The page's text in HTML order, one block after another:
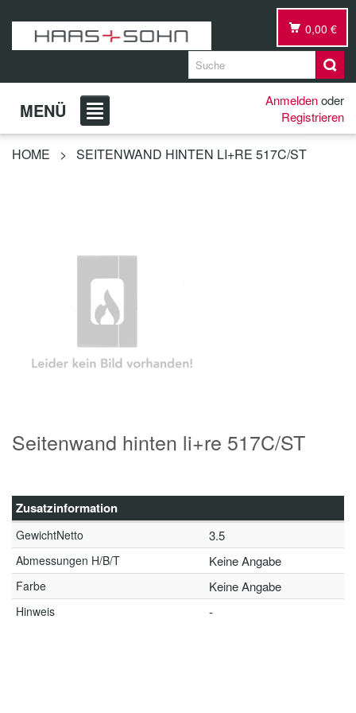
0,00 €
MENÜ Anmeldenoder
Registrieren
HOME > SEITENWAND HINTEN LI+RE 517C/ST
Seitenwand hinten li+re 517C/ST
Zusatzinformation
GewichtNetto 3.5
Abmessungen H/B/T Keine Angabe
Farbe Keine Angabe
Hinweis -